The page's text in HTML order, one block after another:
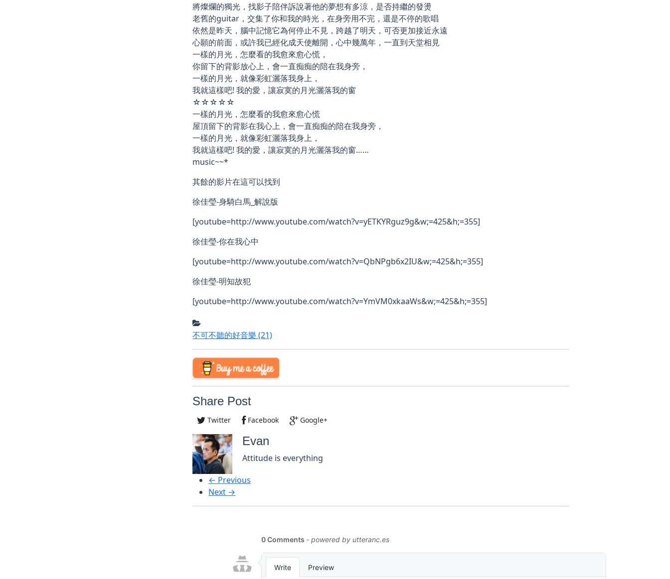
將燦爛的獨光，找影子陪伴訴說著他的夢想有多涼，是否持繼的發燙
老舊的guitar，交集了你和我的時光，在身旁用不完，還是不停的歌唱
依然是昨天，腦中記憶它為何停止不見，跨越了明天，可否更加接近永遠
心願的前面，或許我已經化成天使離開，心中幾萬年，一直到天堂相見
一樣的月光，怎麼看的我愈來愈心慌，
你留下的背影放心上，會一直痴痴的陪在我身旁，
一樣的月光，就像彩虹灑落我身上，
我就這樣吧! 我的愛，讓寂寞的月光灑落我的窗
☆☆☆☆☆
一樣的月光，怎麼看的我愈來愈心慌
屋頂留下的背影在我心上，會一直痴痴的陪在我身旁，
一樣的月光，就像彩虹灑落我身上，
我就這樣吧! 我的愛，讓寂寞的月光灑落我的窗……
music~~*
其餘的影片在這可以找到
徐佳瑩-身騎白馬_解說版
[youtube=http://www.youtube.com/watch?v=yETKYRguz9g&w;=425&h;=355]
徐佳瑩-你在我心中
[youtube=http://www.youtube.com/watch?v=QbNPgb6x2IU&w;=425&h;=355]
徐佳瑩-明知故犯
[youtube=http://www.youtube.com/watch?v=YmVM0xkaaWs&w;=425&h;=355]
不可不聽的好音樂(21)
Share Post
Twitter Facebook Google+
Evan
Attitude is everything
← Previous
Next →